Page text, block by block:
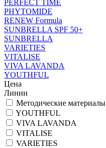
PERFECT TIME
PHYTOMIDE
RENEW Formula
SUNBRELLA SPF 50+
SUNBRELLA
VARIETIES
VITALISE
VIVA LAVANDA
YOUTHFUL
Цена
Линии
Методические материалы
YOUTHFUL
VIVA LAVANDA
VITALISE
VARIETIES